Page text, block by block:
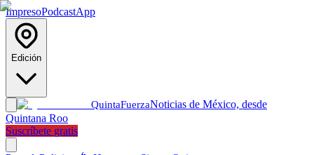
ImpresoPodcastApp
Edición
QuintaFuerzaNoticias de México, desde
Quintana Roo
Suscríbete gratis